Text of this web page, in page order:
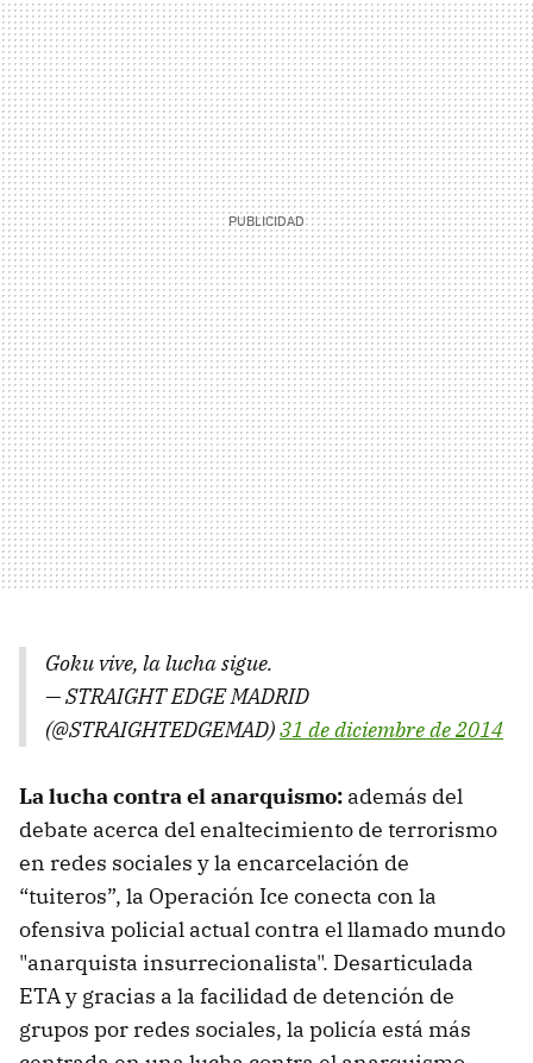
Goku vive, la lucha sigue.
— STRAIGHT EDGE MADRID
(@STRAIGHTEDGEMAD)31 de diciembre de 2014
La lucha contra el anarquismo: además del
debate acerca del enaltecimiento de terrorismo
en redes sociales y la encarcelación de
“tuiteros”, la Operación Ice conecta con la
ofensiva policial actual contra el llamado mundo
"anarquista insurrecionalista". Desarticulada
ETA y gracias a la facilidad de detención de
grupos por redes sociales, la policía está más